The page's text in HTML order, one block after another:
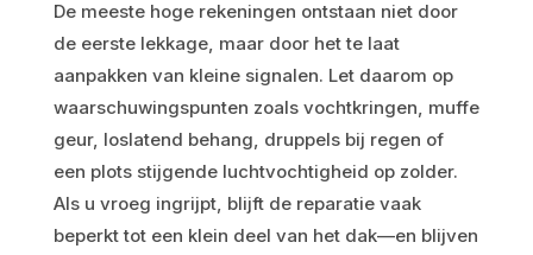
De meeste hoge rekeningen ontstaan niet door
de eerste lekkage, maar door het te laat
aanpakken van kleine signalen. Let daarom op
waarschuwingspunten zoals vochtkringen, muffe
geur, loslatend behang, druppels bij regen of
een plots stijgende luchtvochtigheid op zolder.
Als u vroeg ingrijpt, blijft de reparatie vaak
beperkt tot een klein deel van het dak—en blijven